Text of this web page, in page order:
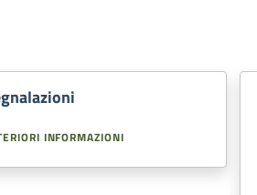
INFORMAZIONI